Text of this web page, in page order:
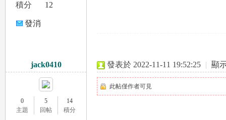
積分 12
發消
jack0410
0
主題
5
回帖
14
積分
發表於 2022-11-11 19:52:25 | 顯
此帖僅作者可見